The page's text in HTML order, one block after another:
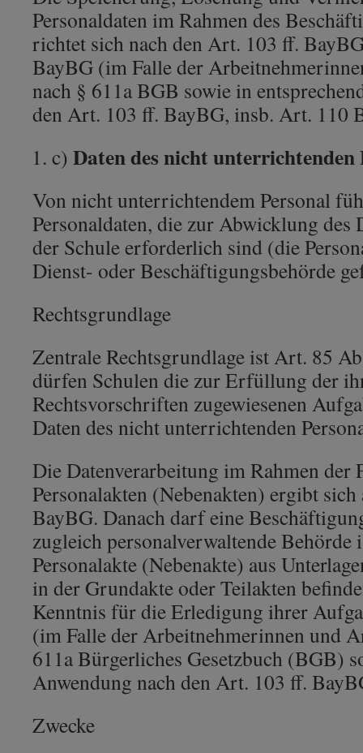
Personaldaten im Rahmen des
richtet sich nach den Art. 103 ff.
BayBG (im Falle der
nach § 611a BGB sowie in
den Art. 103 ff. BayBG, insb. Art. 110
c) Daten des nicht unterrichtenden
Von nicht unterrichtendem Personal
Personaldaten, die zur Abwicklung des
der Schule erforderlich sind (die
Dienst- oder Beschäftigungsbehörde
Rechtsgrundlage
Zentrale Rechtsgrundlage ist Art. 85
dürfen Schulen die zur Erfüllung der
Rechtsvorschriften zugewiesenen
Daten des nicht unterrichtenden
Die Datenverarbeitung im Rahmen der
Personalakten (Nebenakten) ergibt
BayBG. Danach darf eine
zugleich personalverwaltende Behörde
Personalakte (Nebenakte) aus
in der Grundakte oder Teilakten
Kenntnis für die Erledigung ihrer
(im Falle der Arbeitnehmerinnen und
611a Bürgerliches Gesetzbuch (BGB)
Anwendung nach den Art. 103 ff.
Zwecke